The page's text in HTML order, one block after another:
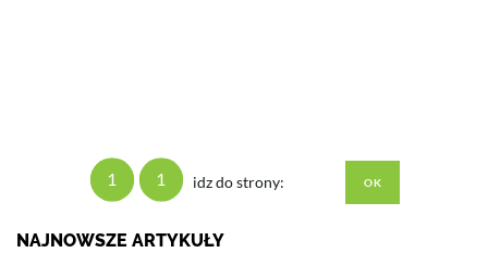
1 1 idz do strony:
NAJNOWSZE ARTYKUŁY